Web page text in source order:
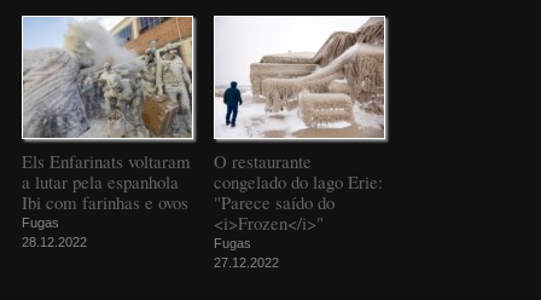
Els Enfarinats voltaram
a lutar pela espanhola
Ibi com farinhas e ovos
Fugas
28.12.2022
O restaurante
congelado do lago Erie:
"Parece saído do
<i>Frozen</i>"
Fugas
27.12.2022